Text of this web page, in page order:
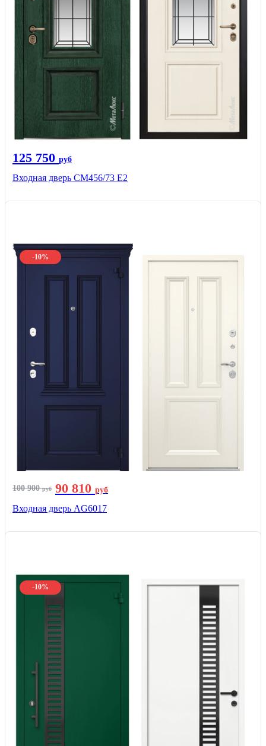
125 750 руб
Входная дверь СМ456/73 Е2
-10%
100 900руб 90 810 руб
Входная дверь AG6017
-10%